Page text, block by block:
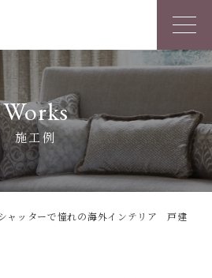
Works
施工例
ャッターで憧れの海外インテリア 戸建